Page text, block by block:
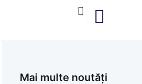
Mai multe noutăți